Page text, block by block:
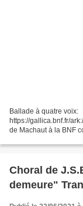
Ballade à quatre voix:
https://gallica.bnf.fr/
de Machaut à la BNF
Ballade de...
Choral de J.S.BACH BWV 147